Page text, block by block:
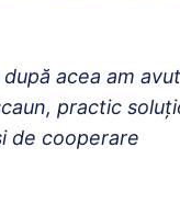
acea am
practic
de cooperare